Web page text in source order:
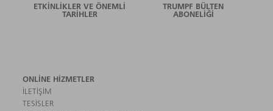
ETKINLIKLER VE ÖNEMLI
TARIHLER
TRUMPF BÜLTEN
ABONELIĞI
ONLINE HIZMETLER
İLETIŞIM
TESISLER